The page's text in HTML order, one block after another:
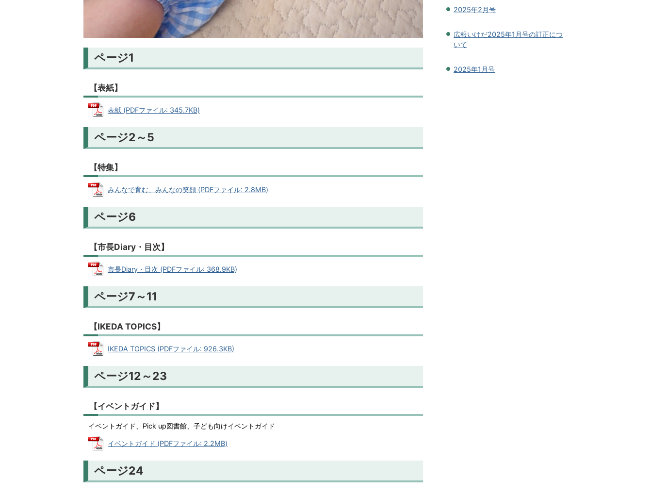
ページ1
【表紙】
表紙 (PDFファイル: 345.7KB)
ページ2～5
【特集】
みんなで育む、みんなの笑顔 (PDFファイル: 2.8MB)
ページ6
【市長Diary・目次】
市長Diary・目次 (PDFファイル: 368.9KB)
ページ7～11
【IKEDA TOPICS】
IKEDA TOPICS (PDFファイル: 926.3KB)
ページ12～23
【イベントガイド】
イベントガイド、Pick up図書館、子ども向けイベントガイド
イベントガイド (PDFファイル: 2.2MB)
ページ24
2025年2月号
広報いけだ2025年1月号の訂正につ
いて
2025年1月号